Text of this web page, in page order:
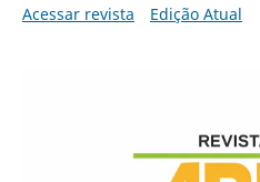
Acessar revista Edição Atual